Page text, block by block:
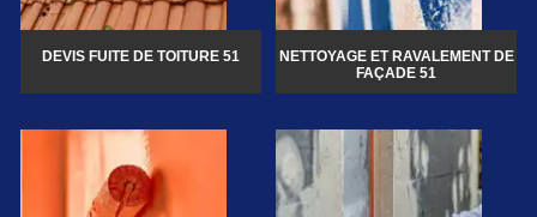
DEVIS FUITE DE TOITURE 51
NETTOYAGE ET RAVALEMENT DE
FAÇADE 51